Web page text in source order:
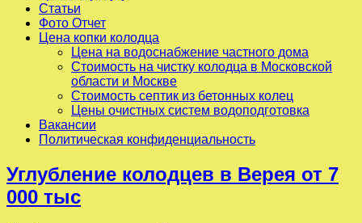
Статьи
Фото Отчет
Цена копки колодца
Цена на водоснабжение частного дома
Стоимость на чистку колодца в Московской
области и Москве
Стоимость септик из бетонных колец
Цены очистных систем водоподготовка
Вакансии
Политическая конфиденциальность
Углубление колодцев в Верея от 7
000 тыс